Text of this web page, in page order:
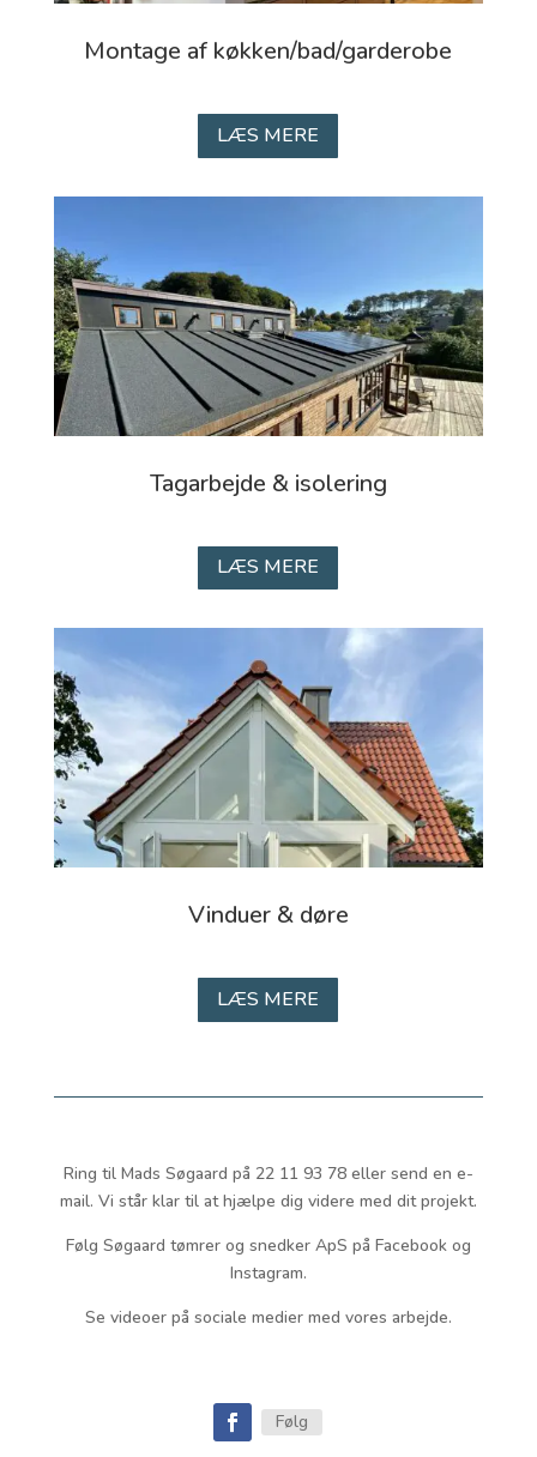
Montage af køkken/bad/garderobe
LÆS MERE
Tagarbejde & isolering
LÆS MERE
Vinduer & døre
LÆS MERE
Ring til Mads Søgaard på 22 11 93 78 eller send en e-
mail. Vi står klar til at hjælpe dig videre med dit projekt.
Følg Søgaard tømrer og snedker ApS på Facebook og
Instagram.
Se videoer på sociale medier med vores arbejde.
Følg